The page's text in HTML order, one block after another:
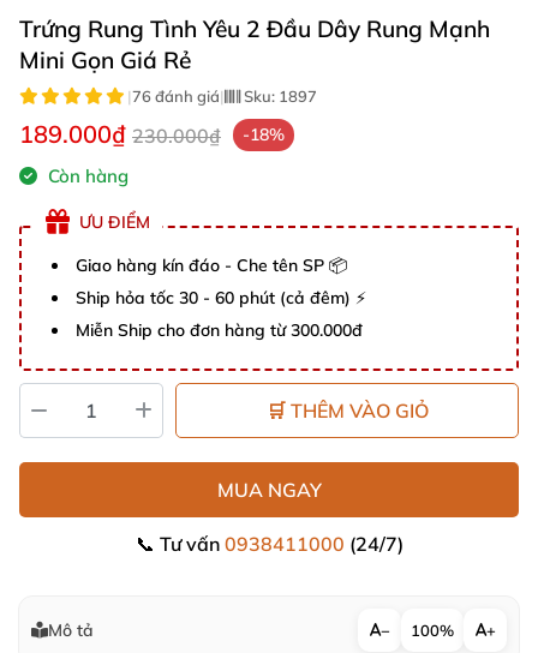
Trứng Rung Tình Yêu 2 Đầu Dây Rung Mạnh
Mini Gọn Giá Rẻ
|76 đánh giá| Sku: 1897
189.000₫ 230.000₫ -18%
Còn hàng
ƯU ĐIỂM
Giao hàng kín đáo - Che tên SP 📦
Ship hỏa tốc 30 - 60 phút (cả đêm) ⚡
Miễn Ship cho đơn hàng từ 300.000đ
🛒 THÊM VÀO GIỎ
MUA NGAY
📞 Tư vấn 0938411000 (24/7)
Mô tả − 100% +